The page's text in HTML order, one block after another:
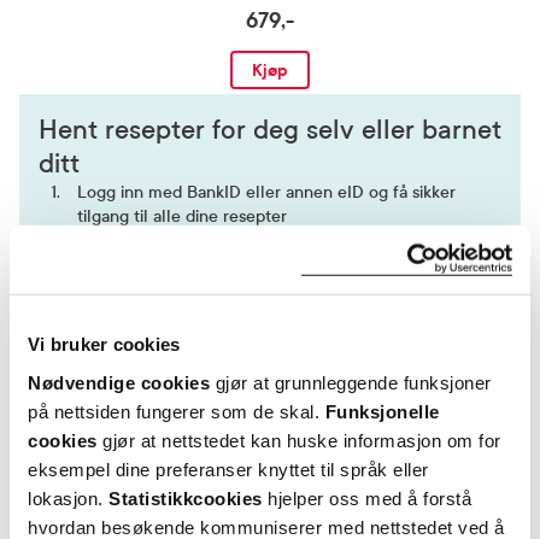
Vi bruker cookies
Nødvendige cookies gjør at grunnleggende funksjoner
på nettsiden fungerer som de skal. Funksjonelle
cookies gjør at nettstedet kan huske informasjon om for
eksempel dine preferanser knyttet til språk eller
lokasjon. Statistikkcookies hjelper oss med å forstå
hvordan besøkende kommuniserer med nettstedet ved å
679,-
Kjøp
Hent resepter for deg selv eller barnet
ditt
Logg inn med BankID eller annen eID og få sikker
tilgang til alle dine resepter
Velg hvilke resepter du vil hente ut og hvordan du vil
Mer om reseptvarer